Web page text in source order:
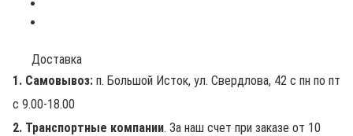
Доставка
1. Самовывоз: п. Большой Исток, ул. Свердлова, 42 с пн по пт
с 9.00-18.00
2. Транспортные компании. За наш счет при заказе от 10